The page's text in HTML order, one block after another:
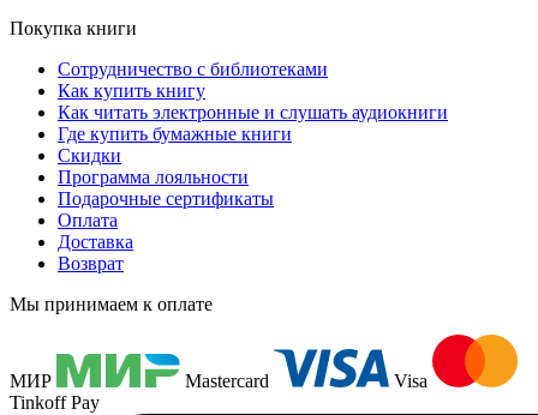
Покупка книги
Сотрудничество с библиотеками
Как купить книгу
Как читать электронные и слушать аудиокниги
Где купить бумажные книги
Скидки
Программа лояльности
Подарочные сертификаты
Оплата
Доставка
Возврат
Мы принимаем к оплате
МИР Mastercard
Visa
Tinkoff Pay